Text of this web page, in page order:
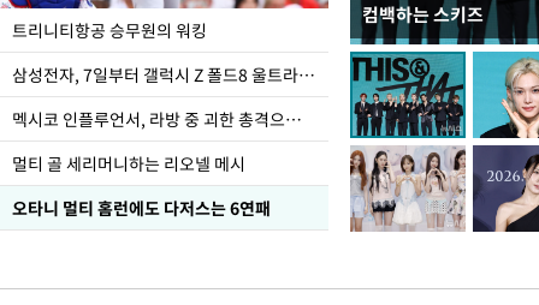
트리니티항공 승무원의 워킹
삼성전자, 7일부터 갤럭시 Z 폴드8 울트라·폴드8·플립8 출시
멕시코 인플루언서, 라방 중 괴한 총격으로 사망
멀티 골 세리머니하는 리오넬 메시
오타니 멀티 홈런에도 다저스는 6연패
컴백하는 스키즈
입추 하루 앞둔 전남
폭염